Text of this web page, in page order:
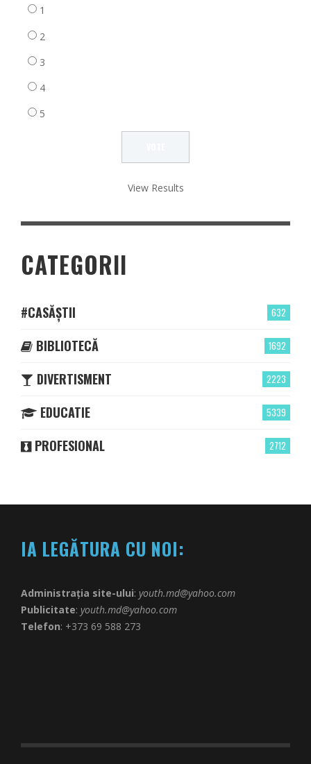
1
2
3
4
5
View Results
CATEGORII
632
#CASĂȘTII
1692
BIBLIOTECĂ
2223
DIVERTISMENT
5339
EDUCATIE
2712
PROFESIONAL
IA LEGĂTURA CU NOI:
Administrația site-ului: youth.md@yahoo.com
Publicitate: youth.md@yahoo.com
Telefon: +373 69 588 273